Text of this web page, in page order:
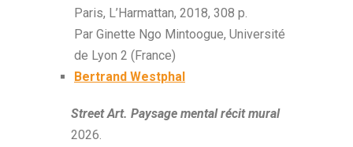
Paris, L’Harmattan, 2018, 308 p.
Par Ginette Ngo Mintoogue, Université
de Lyon 2 (France)
Bertrand Westphal
Street Art. Paysage mental récit mural
2026.